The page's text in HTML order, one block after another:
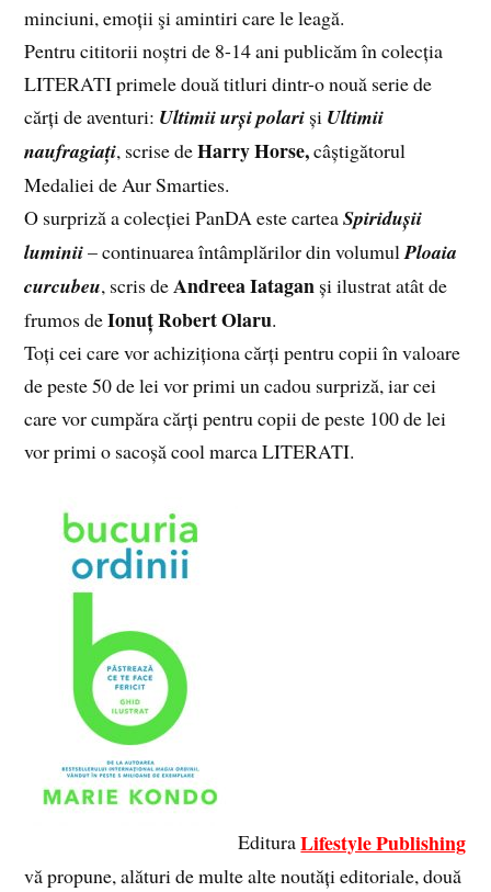
minciuni, emoții şi amintiri care le leagă.
Pentru cititorii noștri de 8-14 ani publicăm în colecția
LITERATI primele două titluri dintr-o nouă serie de
cărți de aventuri: Ultimii urși polari și Ultimii
naufragiați, scrise deHarry Horse,câștigătorul
Medaliei de Aur Smarties.
O surpriză a colecției PanDA este carteaSpiridușii
luminii– continuarea întâmplărilor din volumulPloaia
curcubeu, scris deAndreea Iatagan și ilustrat atât de
frumos deIonuț Robert Olaru.
Toți cei care vor achiziționa cărți pentru copii în valoare
de peste 50 de lei vor primi un cadou surpriză, iar cei
care vor cumpăra cărți pentru copii de peste 100 de lei
vor primi o sacoșă cool marca LITERATI.
EdituraLifestyle Publishing
vă propune, alături de multe alte noutăți editoriale, două